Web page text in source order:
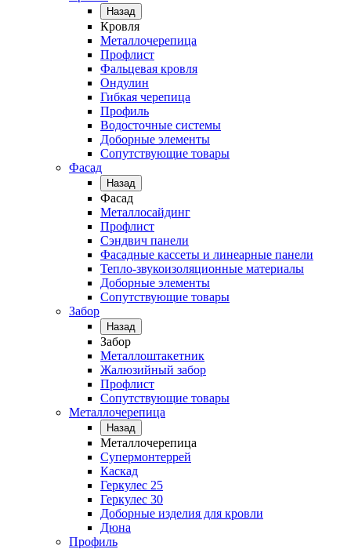
Назад
Кровля
Металлочерепица
Профлист
Фальцевая кровля
Ондулин
Гибкая черепица
Профиль
Водосточные системы
Доборные элементы
Сопутствующие товары
Фасад
Назад
Фасад
Металлосайдинг
Профлист
Сэндвич панели
Фасадные кассеты и линеарные панели
Тепло-звукоизоляционные материалы
Доборные элементы
Сопутствующие товары
Забор
Назад
Забор
Металлоштакетник
Жалюзийный забор
Профлист
Сопутствующие товары
Металлочерепица
Назад
Металлочерепица
Супермонтеррей
Каскад
Геркулес 25
Геркулес 30
Доборные изделия для кровли
Дюна
Профиль